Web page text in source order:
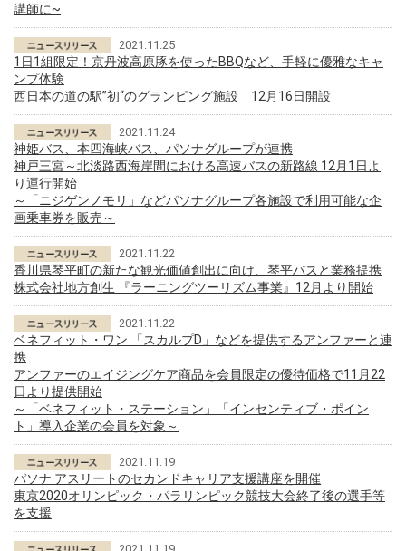
講師に~
2021.11.25
1日1組限定！京丹波高原豚を使ったBBQなど、手軽に優雅なキャ
ンプ体験
西日本の道の駅”初“のグランピング施設 12月16日開設
2021.11.24
神姫バス、本四海峡バス、パソナグループが連携
神戸三宮～北淡路西海岸間における高速バスの新路線 12月1日よ
り運行開始
～「ニジゲンノモリ」などパソナグループ各施設で利用可能な企
画乗車券を販売～
2021.11.22
香川県琴平町の新たな観光価値創出に向け、琴平バスと業務提携
株式会社地方創生 『ラーニングツーリズム事業』12月より開始
2021.11.22
ベネフィット・ワン 「スカルプD」などを提供するアンファーと連
携
アンファーのエイジングケア商品を会員限定の優待価格で11月22
日より提供開始
～「ベネフィット・ステーション」「インセンティブ・ポイン
ト」導入企業の会員を対象～
2021.11.19
パソナ アスリートのセカンドキャリア支援講座を開催
東京2020オリンピック・パラリンピック競技大会終了後の選手等
を支援